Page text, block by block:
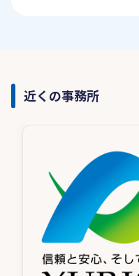
近くの事務所